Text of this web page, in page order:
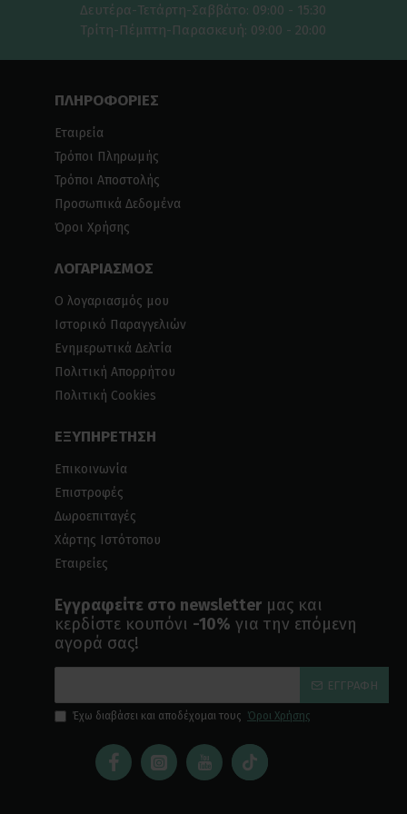
Δευτέρα-Τετάρτη-Σαββάτο: 09:00 - 15:30
Τρίτη-Πέμπτη-Παρασκευή: 09:00 - 20:00
ΠΛΗΡΟΦΟΡΙΕΣ
Εταιρεία
Τρόποι Πληρωμής
Τρόποι Αποστολής
Προσωπικά Δεδομένα
Όροι Χρήσης
ΛΟΓΑΡΙΑΣΜΟΣ
Ο λογαριασμός μου
Ιστορικό Παραγγελιών
Ενημερωτικά Δελτία
Πολιτική Απορρήτου
Πολιτική Cookies
ΕΞΥΠΗΡΕΤΗΣΗ
Επικοινωνία
Επιστροφές
Δωροεπιταγές
Χάρτης Ιστότοπου
Εταιρείες
Εγγραφείτε στο newsletter μας και
κερδίστε κουπόνι -10% για την επόμενη
αγορά σας!
ΕΓΓΡΑΦΉ
Έχω διαβάσει και αποδέχομαι τους Όροι Χρήσης